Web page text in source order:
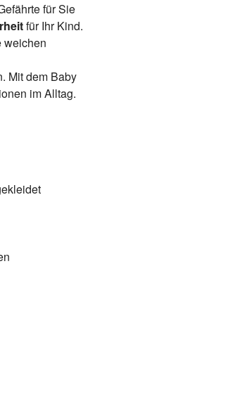
für Sie
für Ihr Kind.
weichen
Mit dem Baby
im Alltag.